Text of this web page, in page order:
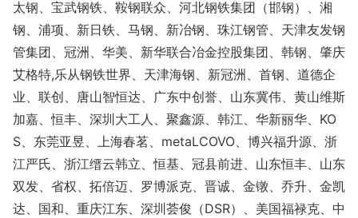
太钢、宝武钢铁、鞍钢联众、河北钢铁集团（邯钢）、湘
钢、浦项、新日铁、马钢、新冶钢、珠江钢管、天津友发钢
管集团、冠洲、华美、新华联合冶金控股集团、韩钢、肇庆
艾格特,乐从钢铁世界、天津海钢、新冠洲、首钢、道德企
业、联创、唐山智恒达、广东中创誉、山东冀伟、黄山维斯
加嘉、恒丰、深圳大工人、聚鑫源、韩江、华新丽华、KO
S、东莞亚昱、上海春茗、metaLCOVO、博兴福升源、浙
江严氏、浙江缙云韩立、恒基、冠县前进、山东恒丰、山东
双发、省权、拓倍迈、罗博派克、晋诚、金镦、乔升、金凯
达、国和、重庆江东、深圳荟俊（DSR）、美国福禄克、中